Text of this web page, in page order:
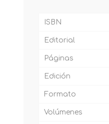
ISBN
Editorial
Páginas
Edición
Formato
Volúmenes